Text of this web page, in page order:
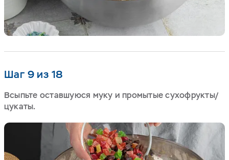
Шаг 9 из 18
Всыпьте оставшуюся муку и промытые сухофрукты/
цукаты.